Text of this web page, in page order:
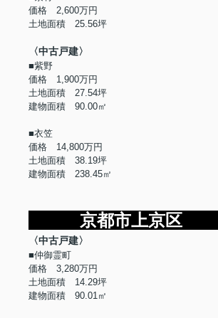
価格 2,600万円
土地面積 25.56坪
〈中古戸建〉
■紫野
価格 1,900万円
土地面積 27.54坪
建物面積 90.00㎡
■衣笠
価格 14,800万円
土地面積 38.19坪
建物面積 238.45㎡
京都市上京
〈中古戸建〉
■仲御霊町
価格 3,280万円
土地面積 14.29坪
建物面積 90.01㎡